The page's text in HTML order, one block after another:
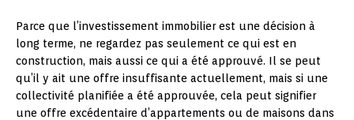
Parce que l’investissement immobilier est une décision à
long terme, ne regardez pas seulement ce qui est en
construction, mais aussi ce qui a été approuvé. Il se peut
qu’il y ait une offre insuffisante actuellement, mais si une
collectivité planifiée a été approuvée, cela peut signifier
une offre excédentaire d’appartements ou de maisons dans